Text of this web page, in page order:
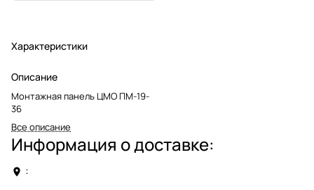
Характеристики
Описание
Монтажная панель ЦМО ПМ-19-
36
Все описание
Информация о доставке:
: